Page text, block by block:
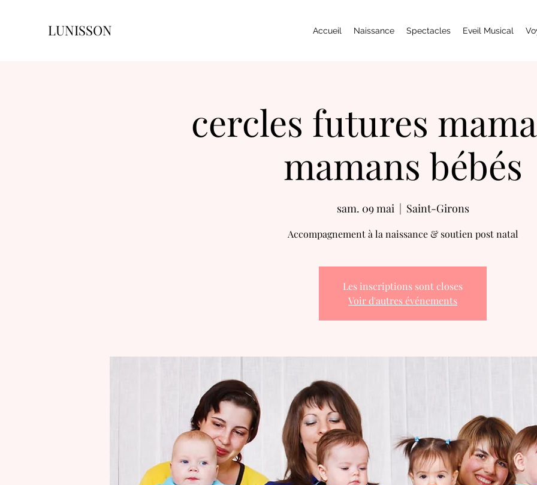
LUNISSON Accueil Naissance Spectacles Eveil Musical
cercles futures
mamans bébés
sam. 09 mai
  |
Saint-Girons
Accompagnement à la naissance & soutien post natal
Les inscriptions sont closes
Voir d'autres événements